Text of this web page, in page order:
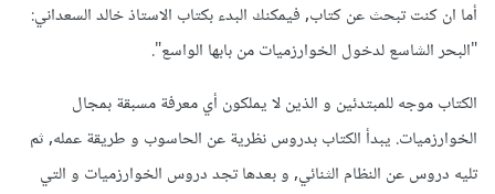
أما ان كنت تبحث عن كتاب, فيمكنك البدء بكتاب الاستاذ خالد السعداني:
"البحر الشاسع لدخول الخوارزميات من بابها الواسع".
الكتاب موجه للمبتدئين و الذين لا يملكون أي معرفة مسبقة بمجال
الخوارزميات. يبدأ الكتاب بدروس نظرية عن الحاسوب و طريقة عمله, ثم
تليه دروس عن النظام الثنائي, و بعدها تجد دروس الخوارزميات و التي